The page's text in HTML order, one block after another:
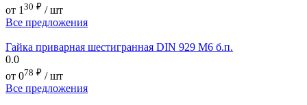
от 1 30 ₽ / шт
Все предложения
Гайка приварная шестигранная DIN 929 М6 б.п.
0.0
от 078 ₽ / шт
Все предложения